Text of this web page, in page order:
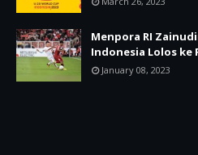
Menpora RI
Indonesia Lolos ke
January 08, 2023